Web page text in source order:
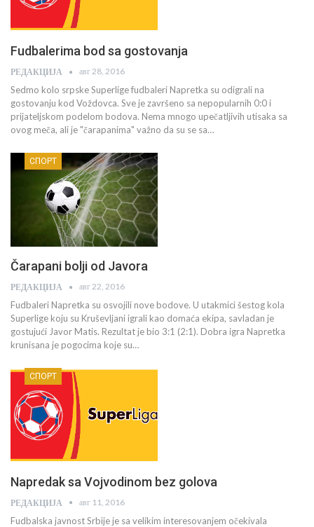
Fudbalerima bod sa gostovanja
РЕДАКЦИЈА авг 28, 2016
Sedmo kolo srpske Superlige fudbaleri Napretka su odigrali na
gostovanju kod Voždovca. Sve je završeno sa nepopularnih 0:0 i
prijateljskom podelom bodova. Nema mnogo upečatljivih utisaka sa
ovog meča, ali je "čarapanima" važno da su se sa…
СПОРТ
Čarapani bolji od Javora
РЕДАКЦИЈА авг 22, 2016
Fudbaleri Napretka su osvojili nove bodove. U utakmici šestog kola
Superlige koju su Kruševljani igrali kao domaća ekipa, savladan je
gostujući Javor Matis. Rezultat je bio 3:1 (2:1). Dobra igra Napretka
krunisana je pogocima koje su…
СПОРТ
Napredak sa Vojvodinom bez golova
РЕДАКЦИЈА авг 11, 2016
Fudbalska javnost Srbije je sa velikim interesovanjem očekivala